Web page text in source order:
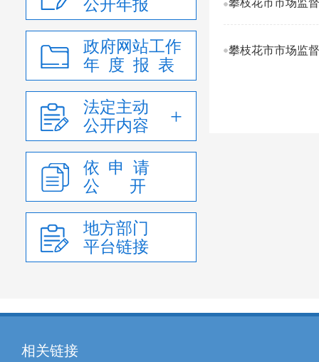
公开年报
政府网站工作
年 度 报 表
法定主动
公开内容
依 申 请
公 开
地方部门
平台链接
攀枝花市市场监
攀枝花市市场监
相关链接